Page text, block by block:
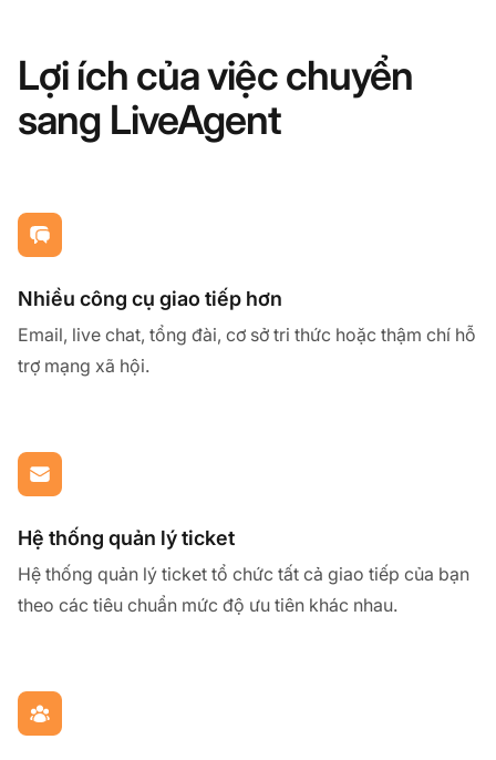
Lợi ích của việc chuyển
sang LiveAgent
Nhiều công cụ giao tiếp hơn
Email, live chat, tổng đài, cơ sở tri thức hoặc thậm chí hỗ
trợ mạng xã hội.
Hệ thống quản lý ticket
Hệ thống quản lý ticket tổ chức tất cả giao tiếp của bạn
theo các tiêu chuẩn mức độ ưu tiên khác nhau.